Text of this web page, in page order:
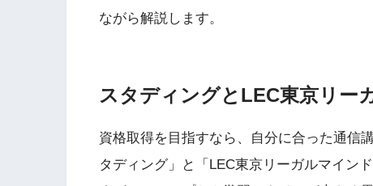
ながら解説します。
スタディングとLEC東京リー
資格取得を目指すなら、自分に合った通信
タディング」と「LEC東京リーガルマイン